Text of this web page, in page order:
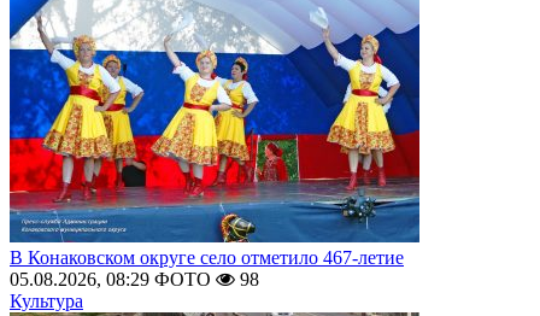
В Конаковском округе село отметило 467-летие
05.08.2026, 08:29 ФОТО
98
Культура